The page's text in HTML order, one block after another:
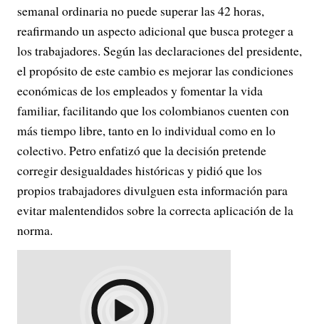
semanal ordinaria no puede superar las 42 horas,
reafirmando un aspecto adicional que busca proteger a
los trabajadores. Según las declaraciones del presidente,
el propósito de este cambio es mejorar las condiciones
económicas de los empleados y fomentar la vida
familiar, facilitando que los colombianos cuenten con
más tiempo libre, tanto en lo individual como en lo
colectivo. Petro enfatizó que la decisión pretende
corregir desigualdades históricas y pidió que los
propios trabajadores divulguen esta información para
evitar malentendidos sobre la correcta aplicación de la
norma.